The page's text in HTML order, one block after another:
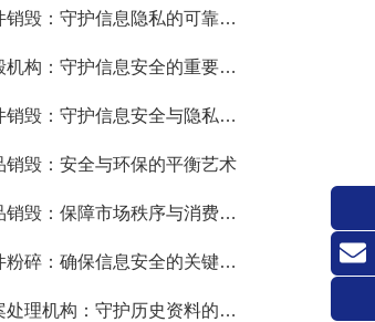
毁：守护信息隐私的可靠方式
构：守护信息安全的重要防线
毁：守护信息安全与隐私的关键环节
销毁：安全与环保的平衡艺术
：保障市场秩序与消费者权益的关键举措
碎：确保信息安全的关键环节
理机构：守护历史资料的可靠伙伴